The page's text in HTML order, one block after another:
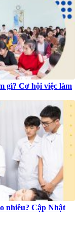
gì? Cơ hội việc làm
nhiêu? Cập Nhật